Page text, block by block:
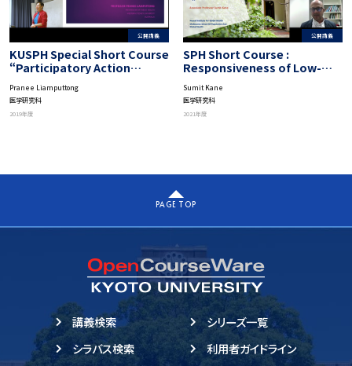
公開講義
KUSPH Special Short Course
“Participatory Action
and Methods of PAR
Pranee Liamputtong
医学研究科
2019年度
公開講義
SPH Short Course :
Responsiveness of Low-
Health Systems
Sumit Kane
医学研究科
2021年度
PAGE TOP
講義検索
シラバス検索
シリーズ一覧
利用者ガイドライン